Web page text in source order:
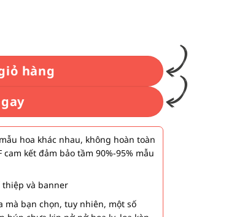
hàng
hoa khác nhau, không hoàn toàn
kết đảm bảo tầm 90%-95% mẫu
và banner
mà bạn chọn, tuy nhiên, một số